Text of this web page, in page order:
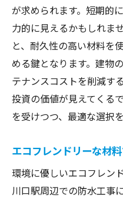
が求められます。短期的
力的に見えるかもしれま
と、耐久性の高い材料を
める鍵となります。建物
テナンスコストを削減す
投資の価値が見えてくる
を受けつつ、最適な選択
エコフレンドリーな材
環境に優しいエコフレン
川口駅周辺での防水工事